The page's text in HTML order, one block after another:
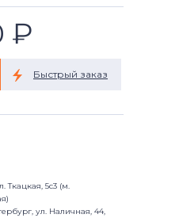
₽
Ткацкая, 5с3 (м.
ул. Наличная, 44,